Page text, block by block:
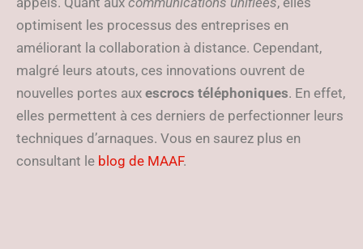
optimisent les processus des entreprises en
améliorant la collaboration à distance. Cependant,
malgré leurs atouts, ces innovations ouvrent de
nouvelles portes aux escrocs téléphoniques. En effet,
elles permettent à ces derniers de perfectionner leurs
techniques d’arnaques. Vous en saurez plus en
consultant le blog de MAAF.